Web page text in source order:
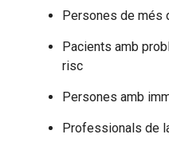
Persones de més
Pacients amb
risc
Persones amb
Professionals de